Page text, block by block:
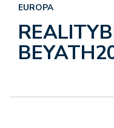
EUROPA